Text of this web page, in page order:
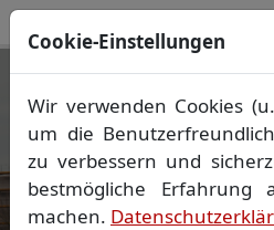
Ihr
Mecklenburg-
Wir vermessen
Lageplan Absteckung▪
Grenzfeststellung▪
Vorheriges Bild
Cookie-Einstellungen
Wir verwenden Cookies
um die
zu verbessern und
bestmögliche Erfahrung
machen.